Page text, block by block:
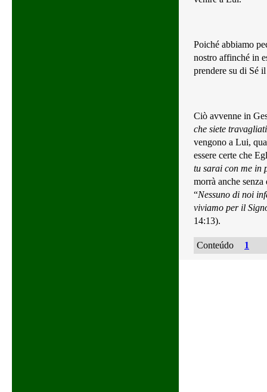
Poiché abbiamo
nostro affinché in
prendere su di Sé
Ciò avvenne in
che siete
vengono a Lui,
essere certe che
tu sarai con me in
morrà anche
“Nessuno di noi
viviamo per il
14:13).
Conteúdo 1